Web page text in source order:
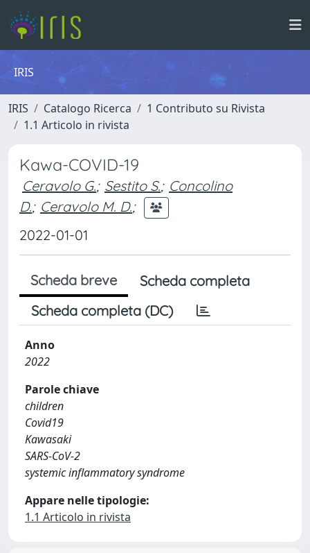
IRIS
IRIS Catalogo Ricerca
1 Contributo su Rivista
1.1 Articolo in rivista
Kawa-COVID-19
Ceravolo G.; Sestito S.; Concolino
D.; Ceravolo M. D.;
2022-01-01
Scheda breve
Scheda completa
Scheda completa (DC)
Anno
2022
Parole chiave
children
Covid19
Kawasaki
SARS-CoV-2
systemic inflammatory syndrome
Appare nelle tipologie:
1.1 Articolo in rivista